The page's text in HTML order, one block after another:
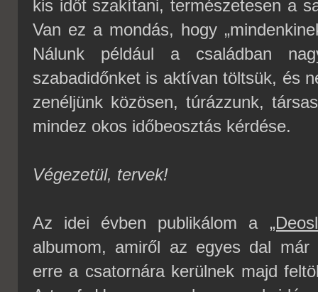
kis időt szakítani, természetesen a
Van ez a mondás, hogy
Nálunk például a családban
szabadidőnket is aktívan töltsük, és
zenéljünk közösen, túrázzunk,
mindez okos időbeosztás kérdése.
Végezetül, tervek!
Az idei évben publikálom a
albumom, amiről az egyes dal már
erre a csatornára kerülnek majd